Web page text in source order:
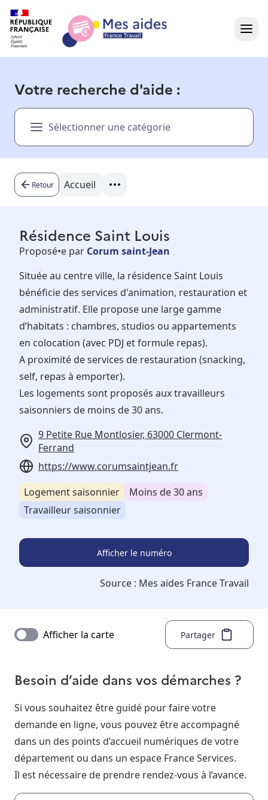
Présentation vidéo
Besoin d'aide ?
Votre recherche d'aide :
Sélectionner une catégorie
Retour Accueil
Résidence Saint Louis
Proposé•e par Corum saint-Jean
Située au centre ville, la résidence Saint Louis
bénéficie des services d'animation, restauration et
administratif. Elle propose une large gamme
d’habitats : chambres, studios ou appartements
en colocation (avec PDJ et formule repas).
A proximité de services de restauration (snacking,
self, repas à emporter).
Les logements sont proposés aux travailleurs
saisonniers de moins de 30 ans.
9 Petite Rue Montlosier, 63000 Clermont-
Ferrand
https://www.corumsaintjean.fr
Logement saisonnier
Moins de 30 ans
Travailleur saisonnier
Afficher le numéro
Source : Mes aides France Travail
Afficher la carte Partager
Besoin d’aide dans vos démarches ?
Si vous souhaitez être guidé pour faire votre
demande en ligne, vous pouvez être accompagné
dans un des points d’accueil numériques de votre
département ou dans un espace France Services.
Il est nécessaire de prendre rendez-vous à l’avance.